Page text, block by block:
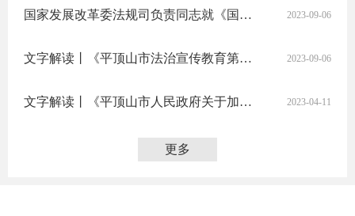
国家发展改革委法规司负责同志就《国家发展改革委等部门关于严格执行招标投标法规制度进一步规范招标投标主体行为的若干意见》答记者问 2023-09-06
文字解读丨《平顶山市法治宣传教育第八个五年规划（2021-2025年）》 2023-09-06
文字解读丨《平顶山市人民政府关于加快推进气象强市建设的实施意见》 2023-04-11
更多